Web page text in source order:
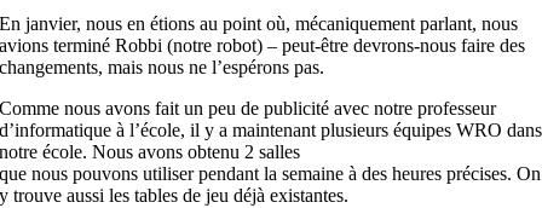
En janvier, nous en étions au point où, mécaniquement parlant, nous
avions terminé Robbi (notre robot) – peut-être devrons-nous faire des
changements, mais nous ne l’espérons pas.
Comme nous avons fait un peu de publicité avec notre professeur
d’informatique à l’école, il y a maintenant plusieurs équipes WRO dans
notre école. Nous avons obtenu 2 salles
que nous pouvons utiliser pendant la semaine à des heures précises. On
y trouve aussi les tables de jeu déjà existantes.